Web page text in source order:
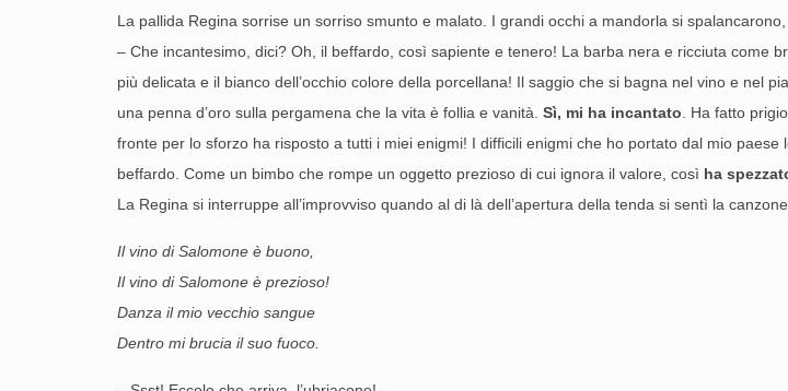
La pallida Regina sorrise un sorriso smunto e malato. I grandi occhi a mandorla si
– Che incantesimo, dici? Oh, il beffardo, così sapiente e tenero! La barba nera e ricciuta come
più delicata e il bianco dell’occhio colore della porcellana! Il saggio che si bagna nel vino e nel
una penna d’oro sulla pergamena che la vita è follia e vanità. Sì, mi ha incantato . Ha fatto
fronte per lo sforzo ha risposto a tutti i miei enigmi! I difficili enigmi che ho portato dal mio
beffardo. Come un bimbo che rompe un oggetto prezioso di cui ignora il valore, così ha
La Regina si interruppe all’improvviso quando al di là dell’apertura della tenda si sentì la
Il vino di Salomone è buono,
Il vino di Salomone è prezioso!
Danza il mio vecchio sangue
Dentro mi brucia il suo fuoco.